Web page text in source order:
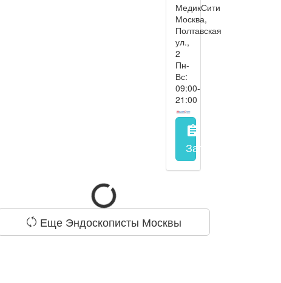
МедикСити
Москва,
Полтавская
ул.,
2
Пн-
Вс:
09:00-
21:00
assignment
Запись на прием
Еще Эндоскописты Москвы